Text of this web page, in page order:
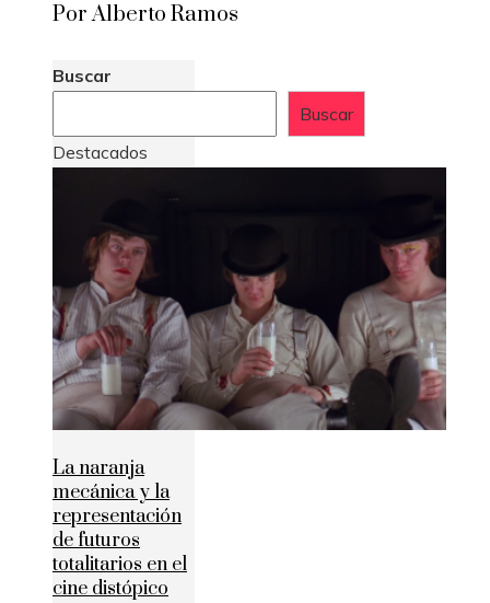
Por Alberto Ramos
Buscar
Buscar
Destacados
La naranja
mecánica y la
representación
de futuros
totalitarios en el
cine distópico